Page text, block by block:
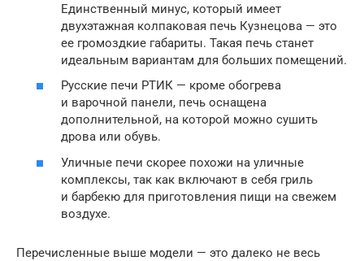
Единственный минус, который имеет
двухэтажная колпаковая печь Кузнецова — это
ее громоздкие габариты. Такая печь станет
идеальным вариантам для больших помещений.
Русские печи РТИК — кроме обогрева
и варочной панели, печь оснащена
дополнительной, на которой можно сушить
дрова или обувь.
Уличные печи скорее похожи на уличные
комплексы, так как включают в себя гриль
и барбекю для приготовления пищи на свежем
воздухе.
Перечисленные выше модели — это далеко не весь